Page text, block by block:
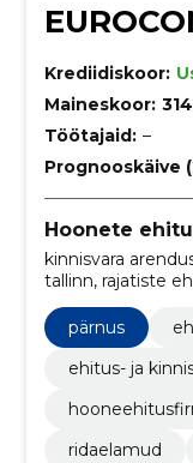
Krediidiskoor:
Maineskoor:
Töötajaid: –
Prognooskäive
Hoonete
kinnisvara
tallinn, rajatiste
pärnus
ehitus- ja
ridaelamud